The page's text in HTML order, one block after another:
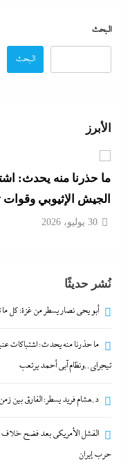
البحث
البحث
الأبرز
كواليس اتفاق نزع
30 يوليو، 2026
د.هشام فريد يسطر:
صانعة الأجيال
30 يوليو، 2026
استنزاف مخازن
30 يوليو، 2026
أبو يحى نصار يسطر
كواليس اتفاق نزع
ما حذرنا منه يحدث:
الجيش الإثيوبي
نُشر حديثًا
أبو يحى نصار يسطر من غزة: كل
ما حذرنا منه يحدث: اشتباكات
تيجراي..ونظام آبي أحمد يرتعب
د.هشام فريد يسطر: الفارق بين
الفشل الأمريكي بعد فضح
حرب إيران